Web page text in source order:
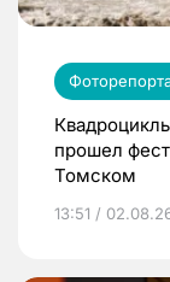
прошел
Томском
13:51 /